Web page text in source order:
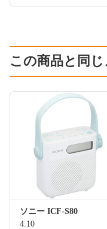
この商品と同
ソニー ICF-S80
4.10